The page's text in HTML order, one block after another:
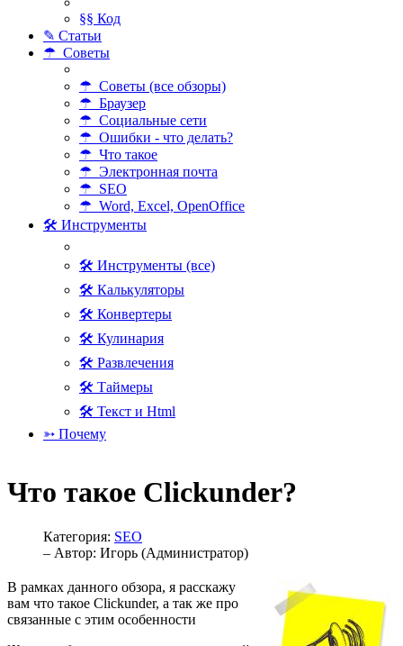
§§ Код
✎ Статьи
☂ Советы
☂ Советы (все обзоры)
☂ Браузер
☂ Социальные сети
☂ Ошибки - что делать?
☂ Что такое
☂ Электронная почта
☂ SEO
☂ Word, Excel, OpenOffice
🛠 Инструменты
🛠 Инструменты (все)
🛠 Калькуляторы
🛠 Конвертеры
🛠 Кулинария
🛠 Развлечения
🛠 Таймеры
🛠 Текст и Html
➳ Почему
Что такое Clickunder?
Категория: SEO
– Автор: Игорь (Администратор)
В рамках данного обзора, я расскажу
вам что такое Clickunder, а так же про
связанные с этим особенности